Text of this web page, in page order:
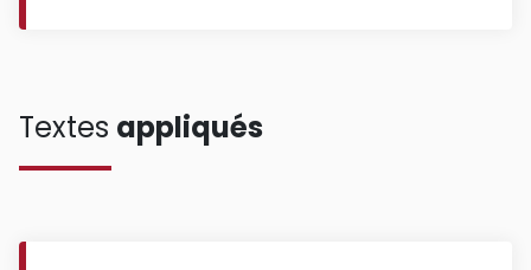
Textes appliqués